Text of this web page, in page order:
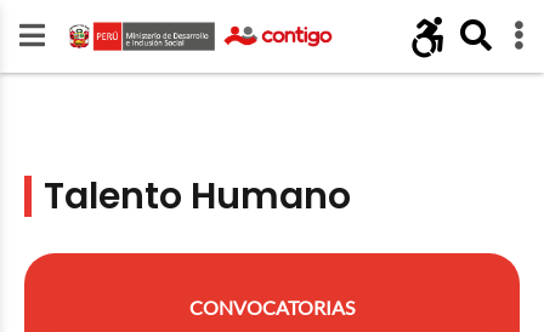
Talento Humano
CONVOCATORIAS